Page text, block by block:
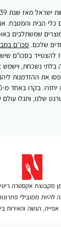
כלי הבית והמטבח.
שמשתלבים
שלכם. סכו״ם
להצטייד בסכו"ם
בלתי נשכחת,
את ההזדמנות
שלנו, ותגלו
מקבוצת אקסטרה
להיות ממובילי
אפייה, הגשה והאירוח